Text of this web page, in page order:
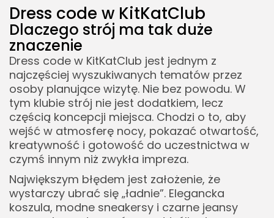
Dress code w KitKatClub
Dlaczego strój ma tak duże
znaczenie
Dress code w KitKatClub jest jednym z
najczęściej wyszukiwanych tematów przez
osoby planujące wizytę. Nie bez powodu. W
tym klubie strój nie jest dodatkiem, lecz
częścią koncepcji miejsca. Chodzi o to, aby
wejść w atmosferę nocy, pokazać otwartość,
kreatywność i gotowość do uczestnictwa w
czymś innym niż zwykła impreza.
Największym błędem jest założenie, że
wystarczy ubrać się „ładnie”. Elegancka
koszula, modne sneakersy i czarne jeansy